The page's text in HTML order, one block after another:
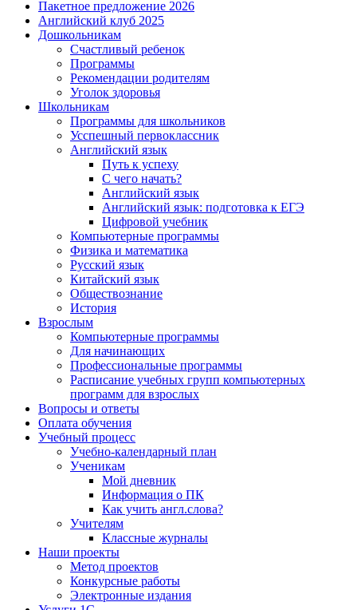
Пакетное предложение 2026
Английский клуб 2025
Дошкольникам
Счастливый ребенок
Программы
Рекомендации родителям
Уголок здоровья
Школьникам
Программы для школьников
Усспешный первоклассник
Английский язык
Путь к успеху
С чего начать?
Английский язык
Английский язык: подготовка к ЕГЭ
Цифровой учебник
Компьютерные программы
Физика и математика
Русский язык
Китайский язык
Обществознание
История
Взрослым
Компьютерные программы
Для начинающих
Профессиональные программы
Расписание учебных групп компьютерных
программ для взрослых
Вопросы и ответы
Оплата обучения
Учебный процесс
Учебно-календарный план
Ученикам
Мой дневник
Информация о ПК
Как учить англ.слова?
Учителям
Классные журналы
Наши проекты
Метод проектов
Конкурсные работы
Электронные издания